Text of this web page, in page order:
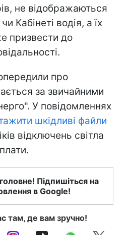
не відображаються
Кабінеті водія, а їх
призвести до
про
за звичайними
У повідомленнях
шкідливі файли
відключень світла
Підпишіться на
в Google!
там, де вам зручно!